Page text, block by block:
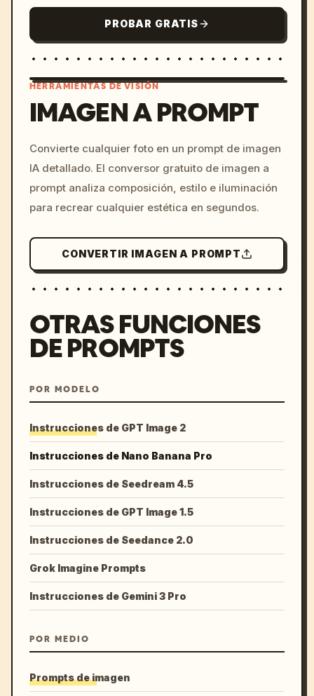
PROBAR GRATIS
c, cyberpunk sunset, neon
colors, 8k --v 6.0
HERRAMIENTAS DE VISIÓN
IMAGEN A PROMPT
Convierte cualquier foto en un prompt de imagen
IA detallado. El conversor gratuito de imagen a
prompt analiza composición, estilo e iluminación
para recrear cualquier estética en segundos.
CONVERTIR IMAGEN A PROMPT
OTRAS FUNCIONES
DE PROMPTS
POR MODELO
Instrucciones de GPT Image 2
Instrucciones de Nano Banana Pro
Instrucciones de Seedream 4.5
Instrucciones de GPT Image 1.5
Instrucciones de Seedance 2.0
Grok Imagine Prompts
Instrucciones de Gemini 3 Pro
POR MEDIO
Prompts de imagen